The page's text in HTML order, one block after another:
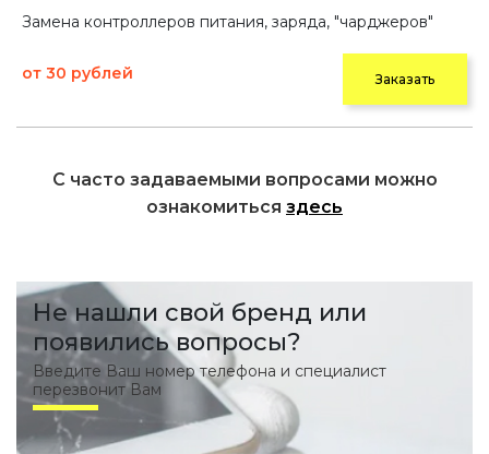
Замена контроллеров питания, заряда, "чарджеров"
от 30 рублей Заказать
С часто задаваемыми вопросами можно
ознакомиться здесь
Не нашли свой бренд или
появились вопросы?
Введите Ваш номер телефона и специалист
перезвонит Вам